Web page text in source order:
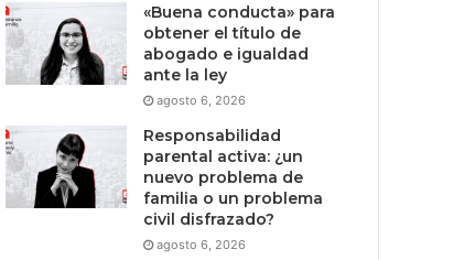
«Buena conducta» para
obtener el título de
abogado e igualdad
ante la ley
agosto 6, 2026
Responsabilidad
parental activa: ¿un
nuevo problema de
familia o un problema
civil disfrazado?
agosto 6, 2026